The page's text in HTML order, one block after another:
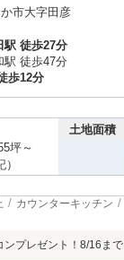
市大字田彦
駅 徒歩27分
駅 徒歩47分
歩12分
坪～
土地面積
カウンターキッチン
ンプレゼント！8/16まで